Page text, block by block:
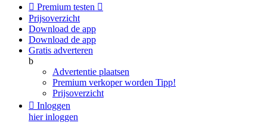
 Premium testen 
Prijsoverzicht
Download de app
Download de app
Gratis adverteren
b
Advertentie plaatsen
Premium verkoper worden Tipp!
Prijsoverzicht
 Inloggen
hier inloggen